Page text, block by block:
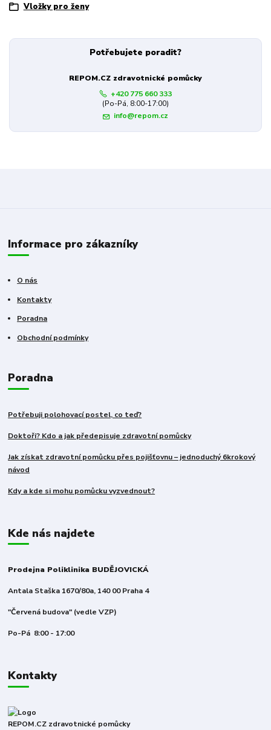
Vložky pro ženy
Potřebujete poradit?
REPOM.CZ zdravotnické pomůcky
+420 775 660 333
(Po-Pá, 8:00-17:00)
info@repom.cz
Informace pro zákazníky
O nás
Kontakty
Poradna
Obchodní podmínky
Poradna
Potřebuji polohovací postel, co teď?
Doktoři? Kdo a jak předepisuje zdravotní pomůcky
Jak získat zdravotní pomůcku přes pojišťovnu – jednoduchý 6krokový
návod
Kdy a kde si mohu pomůcku vyzvednout?
Kde nás najdete
Prodejna Poliklinika BUDĚJOVICKÁ
Antala Staška 1670/80a, 140 00 Praha 4
"Červená budova" (vedle VZP)
Po-Pá 8:00 - 17:00
Kontakty
REPOM.CZ zdravotnické pomůcky